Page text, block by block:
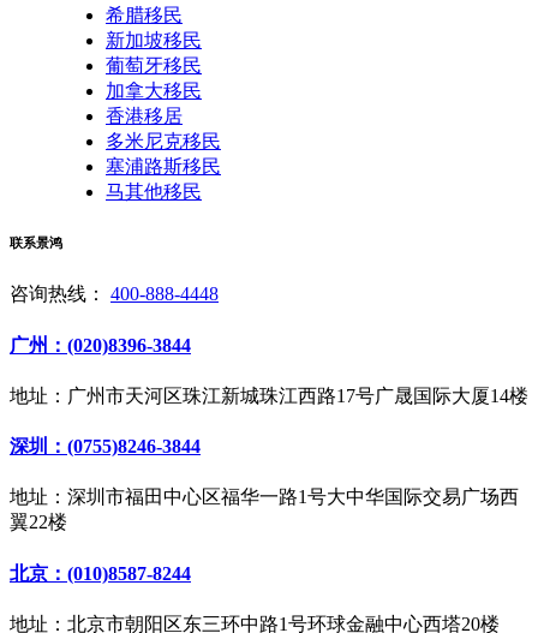
希腊移民
新加坡移民
葡萄牙移民
加拿大移民
香港移居
多米尼克移民
塞浦路斯移民
马其他移民
联系景鸿
咨询热线： 400-888-4448
广州：(020)8396-3844
地址：广州市天河区珠江新城珠江西路17号广晟国际大厦14楼
深圳：(0755)8246-3844
地址：深圳市福田中心区福华一路1号大中华国际交易广场西
翼22楼
北京：(010)8587-8244
地址：北京市朝阳区东三环中路1号环球金融中心西塔20楼